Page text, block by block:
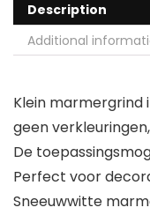
Description
Additional
Klein marmergrind
geen
De
Perfect voor
Sneeuwwitte